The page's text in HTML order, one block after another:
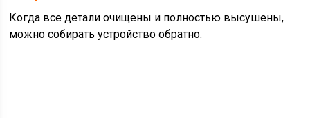
Когда все детали очищены и полностью высушены,
можно собирать устройство обратно.